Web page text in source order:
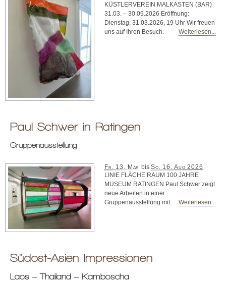
KÜSTLERVEREIN MALKASTEN (BAR)
31.03. – 30.09.2026 Eröffnung:
Dienstag, 31.03.2026, 19 Uhr Wir freuen
uns auf Ihren Besuch.
Weiterlesen...
Paul Schwer in Ratingen
Gruppenausstellung
Fr. 13. Mar bisSo. 16. Aug 2026
LINIE FLÄCHE RAUM 100 JAHRE
MUSEUM RATINGEN Paul Schwer zeigt
neue Arbeiten in einer
Gruppenausstellung mit:
Weiterlesen...
Südost-Asien Impressionen
Laos – Thailand – Kamboscha